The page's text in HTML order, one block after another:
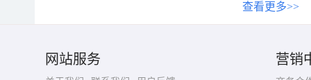
查看更多>>
网站服务 营销